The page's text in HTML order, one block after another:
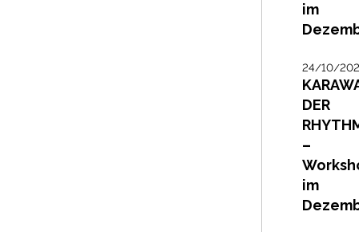
im
24/10/
DER
–
im